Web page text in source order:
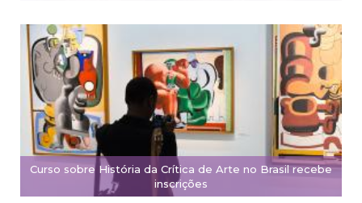
Curso sobre História da Crítica de Arte no Brasil recebe
inscrições